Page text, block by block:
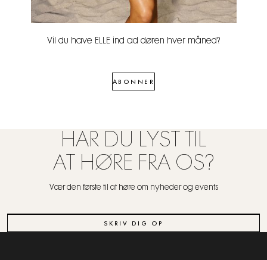
Vil du have ELLE ind ad døren hver måned?
ABONNER
HAR DU LYST TIL
AT HØRE FRA OS?
Vær den første til at høre om nyheder og events
SKRIV DIG OP